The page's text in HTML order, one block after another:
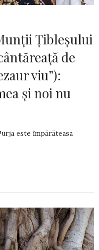
Țibleșului
de
viu”):
și noi nu
este împărătea­sa